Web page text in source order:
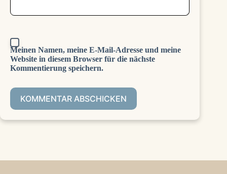
Meinen Namen, meine E-Mail-Adresse und meine
Website in diesem Browser für die nächste
Kommentierung speichern.
KOMMENTAR ABSCHICKEN